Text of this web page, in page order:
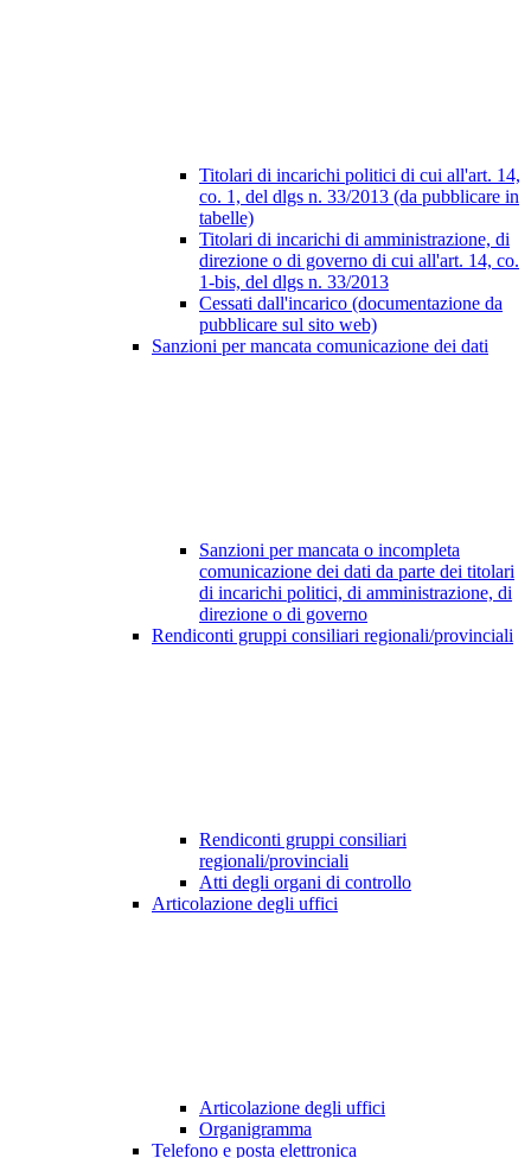
Titolari di incarichi politici di cui all'art. 14,
co. 1, del dlgs n. 33/2013 (da pubblicare in
tabelle)
Titolari di incarichi di amministrazione, di
direzione o di governo di cui all'art. 14, co.
1-bis, del dlgs n. 33/2013
Cessati dall'incarico (documentazione da
pubblicare sul sito web)
Sanzioni per mancata comunicazione dei dati
Sanzioni per mancata o incompleta
comunicazione dei dati da parte dei titolari
di incarichi politici, di amministrazione, di
direzione o di governo
Rendiconti gruppi consiliari regionali/provinciali
Rendiconti gruppi consiliari
regionali/provinciali
Atti degli organi di controllo
Articolazione degli uffici
Articolazione degli uffici
Organigramma
Telefono e posta elettronica